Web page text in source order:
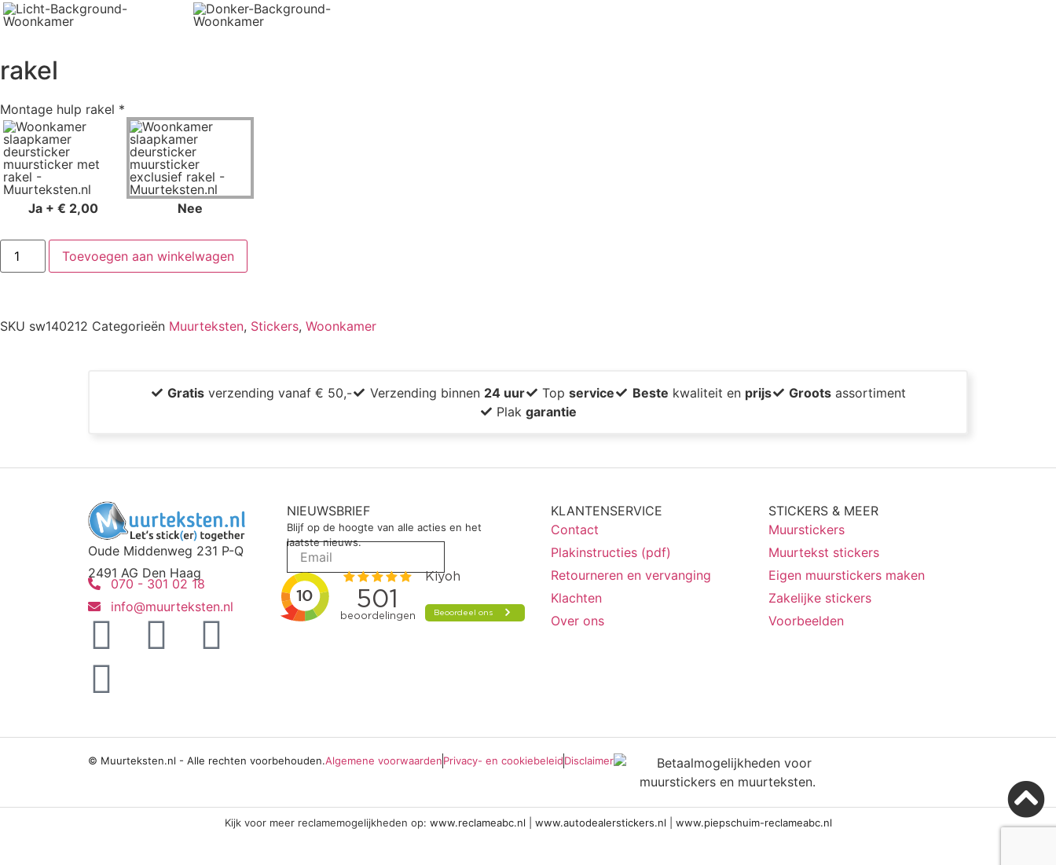
rakel
Montage hulp rakel *
Ja +€ 2,00 Nee
Toevoegen aan winkelwagen
SKU sw140212 Categorieën Muurteksten, Stickers, Woonkamer
Gratis verzending vanaf € 50,- Verzending binnen 24 uur Topservice Beste kwaliteit en prijs Groots assortiment
Plakgarantie
Oude Middenweg 231 P-Q
2491 AG Den Haag
070 - 301 02 18
info@muurteksten.nl
NIEUWSBRIEF
Blijf op de hoogte van alle acties en het
laatste nieuws.
KLANTENSERVICE
Contact
Plakinstructies (pdf)
Retourneren en vervanging
Klachten
Over ons
STICKERS & MEER
Muurstickers
Muurtekst stickers
Eigen muurstickers maken
Zakelijke stickers
Voorbeelden
© Muurteksten.nl - Alle rechten voorbehouden.Algemene voorwaardenPrivacy- en cookiebeleidDisclaimer
Kijk voor meer reclamemogelijkheden op: www.reclameabc.nl www.autodealerstickers.nl www.piepschuim-reclameabc.nl